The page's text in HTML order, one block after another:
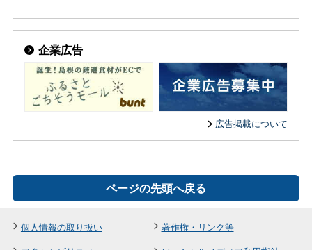
企業広告
広告掲載について
ページの先頭へ戻る
個人情報の取り扱い
著作権・リンク等